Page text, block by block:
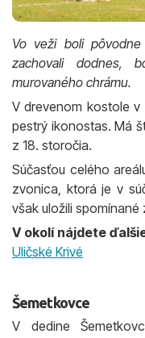
Vo veži boli
zachovali dodnes,
murovaného chrámu.
V drevenom kostole
pestrý ikonostas. Má
z 18. storočia.
Súčasťou celého
zvonica, ktorá je v
však uložili spomínané
V okolí nájdete
Uličské Krivé
Šemetkovce
V dedine